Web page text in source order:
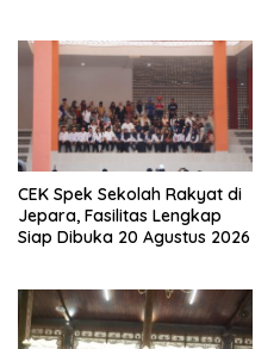
CEK Spek Sekolah Rakyat di
Jepara, Fasilitas Lengkap
Siap Dibuka 20 Agustus 2026